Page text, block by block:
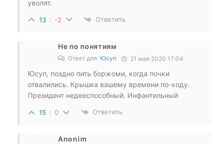
уволят.
13 -2 Ответить
Не по понятиям
Ответ для Юсуп 21 мая 2020 17:04
Юсуп, поздно пить боржоми, когда почки
отвалились. Крышка вашему времени по-ходу.
Президент недееспособный. Инфантильный
15 0 Ответить
Anonim